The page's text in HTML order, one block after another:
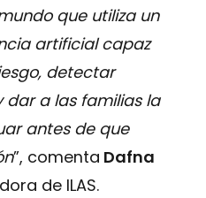
que utiliza un
artificial capaz
detectar
dar a las familias la
antes de que
”, comenta Dafna
de ILAS.